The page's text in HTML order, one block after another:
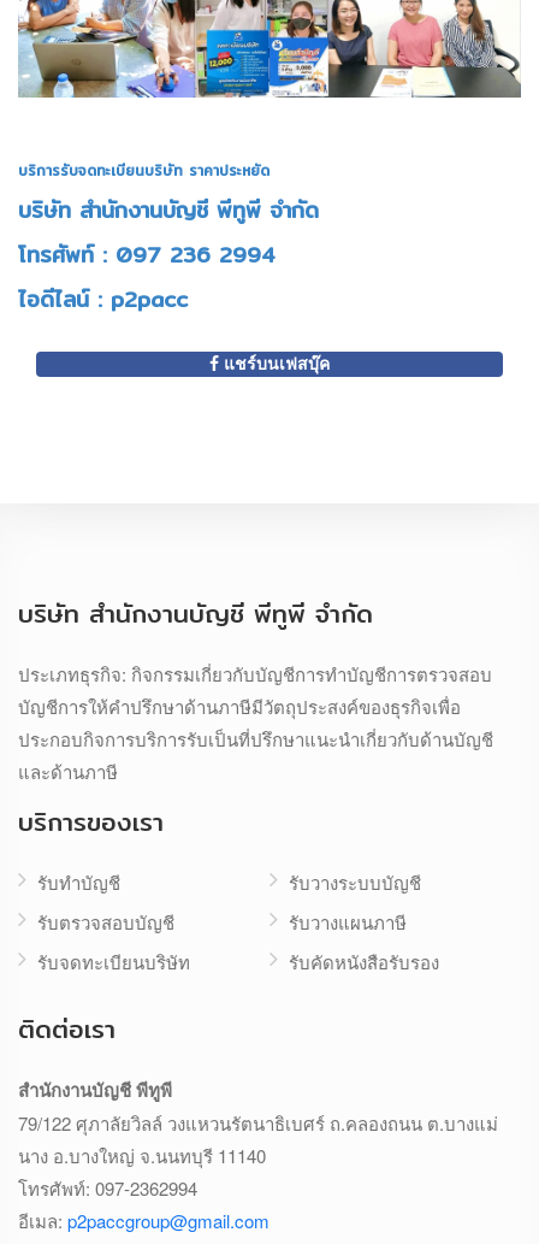
บริการรับจดทะเบียนบริษัท ราคาประหยัด
บริษัท สำนักงานบัญชี พีทูพี จำกัด
โทรศัพท์ : 097 236 2994
ไอดีไลน์ : p2pacc
แชร์บนเฟสบุ๊ค
บริษัท สำนักงานบัญชี พีทูพี จำกัด
ประเภทธุรกิจ: กิจกรรมเกี่ยวกับบัญชีการทำบัญชีการตรวจสอบ
บัญชีการให้คำปรึกษาด้านภาษีมีวัตถุประสงค์ของธุรกิจเพื่อ
ประกอบกิจการบริการรับเป็นที่ปรึกษาแนะนำเกี่ยวกับด้านบัญชี
และด้านภาษี
บริการของเรา
รับทำบัญชี
รับตรวจสอบบัญชี
รับจดทะเบียนบริษัท
รับวางระบบบัญชี
รับวางแผนภาษี
รับคัดหนังสือรับรอง
ติดต่อเรา
สำนักงานบัญชี พีทูพี
79/122 ศุภาลัยวิลล์ วงแหวนรัตนาธิเบศร์ ถ.คลองถนน ต.บางแม่
นาง อ.บางใหญ่ จ.นนทบุรี 11140
โทรศัพท์: 097-2362994
อีเมล: p2paccgroup@gmail.com